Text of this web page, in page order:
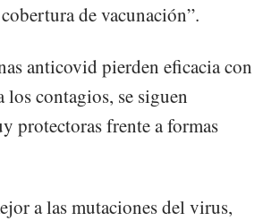
de vacunación”.
anticovid pierden eficacia con
los contagios, se siguen
protectoras frente a formas
a las mutaciones del virus,